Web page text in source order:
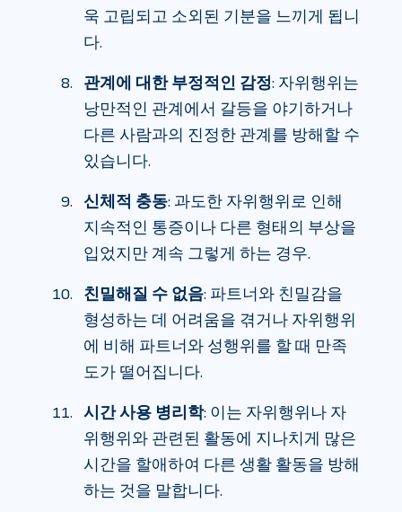
욱 고립되고 소외된 기분을 느끼게 됩니
다.
관계에 대한 부정적인 감정: 자위행위는
낭만적인 관계에서 갈등을 야기하거나
다른 사람과의 진정한 관계를 방해할 수
있습니다.
신체적 충동: 과도한 자위행위로 인해
지속적인 통증이나 다른 형태의 부상을
입었지만 계속 그렇게 하는 경우.
친밀해질 수 없음: 파트너와 친밀감을
형성하는 데 어려움을 겪거나 자위행위
에 비해 파트너와 성행위를 할 때 만족
도가 떨어집니다.
시간 사용 병리학: 이는 자위행위나 자
위행위와 관련된 활동에 지나치게 많은
시간을 할애하여 다른 생활 활동을 방해
하는 것을 말합니다.